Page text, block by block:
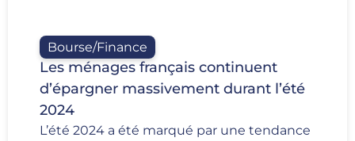
Bourse/Finance
Les ménages français continuent
d’épargner massivement durant l’été
2024
L’été 2024 a été marqué par une tendance